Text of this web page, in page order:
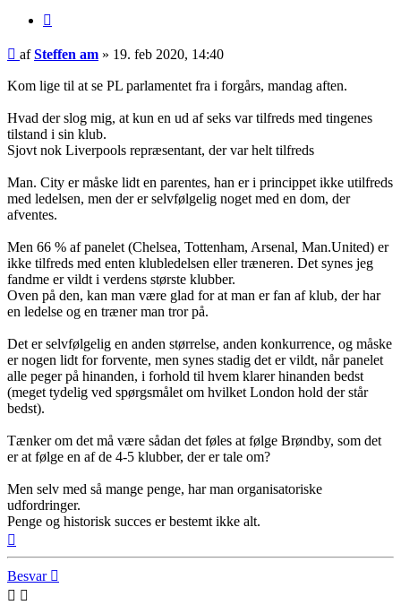
Indlæg
afSteffen am » 19. feb 2020, 14:40
Kom lige til at se PL parlamentet fra i forgårs, mandag aften.
Hvad der slog mig, at kun en ud af seks var tilfreds med tingenes
tilstand i sin klub.
Sjovt nok Liverpools repræsentant, der var helt tilfreds
Man. City er måske lidt en parentes, han er i princippet ikke utilfreds
med ledelsen, men der er selvfølgelig noget med en dom, der
afventes.
Men 66 % af panelet (Chelsea, Tottenham, Arsenal, Man.United) er
ikke tilfreds med enten klubledelsen eller træneren. Det synes jeg
fandme er vildt i verdens største klubber.
Oven på den, kan man være glad for at man er fan af klub, der har
en ledelse og en træner man tror på.
Det er selvfølgelig en anden størrelse, anden konkurrence, og måske
er nogen lidt for forvente, men synes stadig det er vildt, når panelet
alle peger på hinanden, i forhold til hvem klarer hinanden bedst
(meget tydelig ved spørgsmålet om hvilket London hold der står
bedst).
Tænker om det må være sådan det føles at følge Brøndby, som det
er at følge en af de 4-5 klubber, der er tale om?
Men selv med så mange penge, har man organisatoriske
udfordringer.
Penge og historisk succes er bestemt ikke alt.
Besvar